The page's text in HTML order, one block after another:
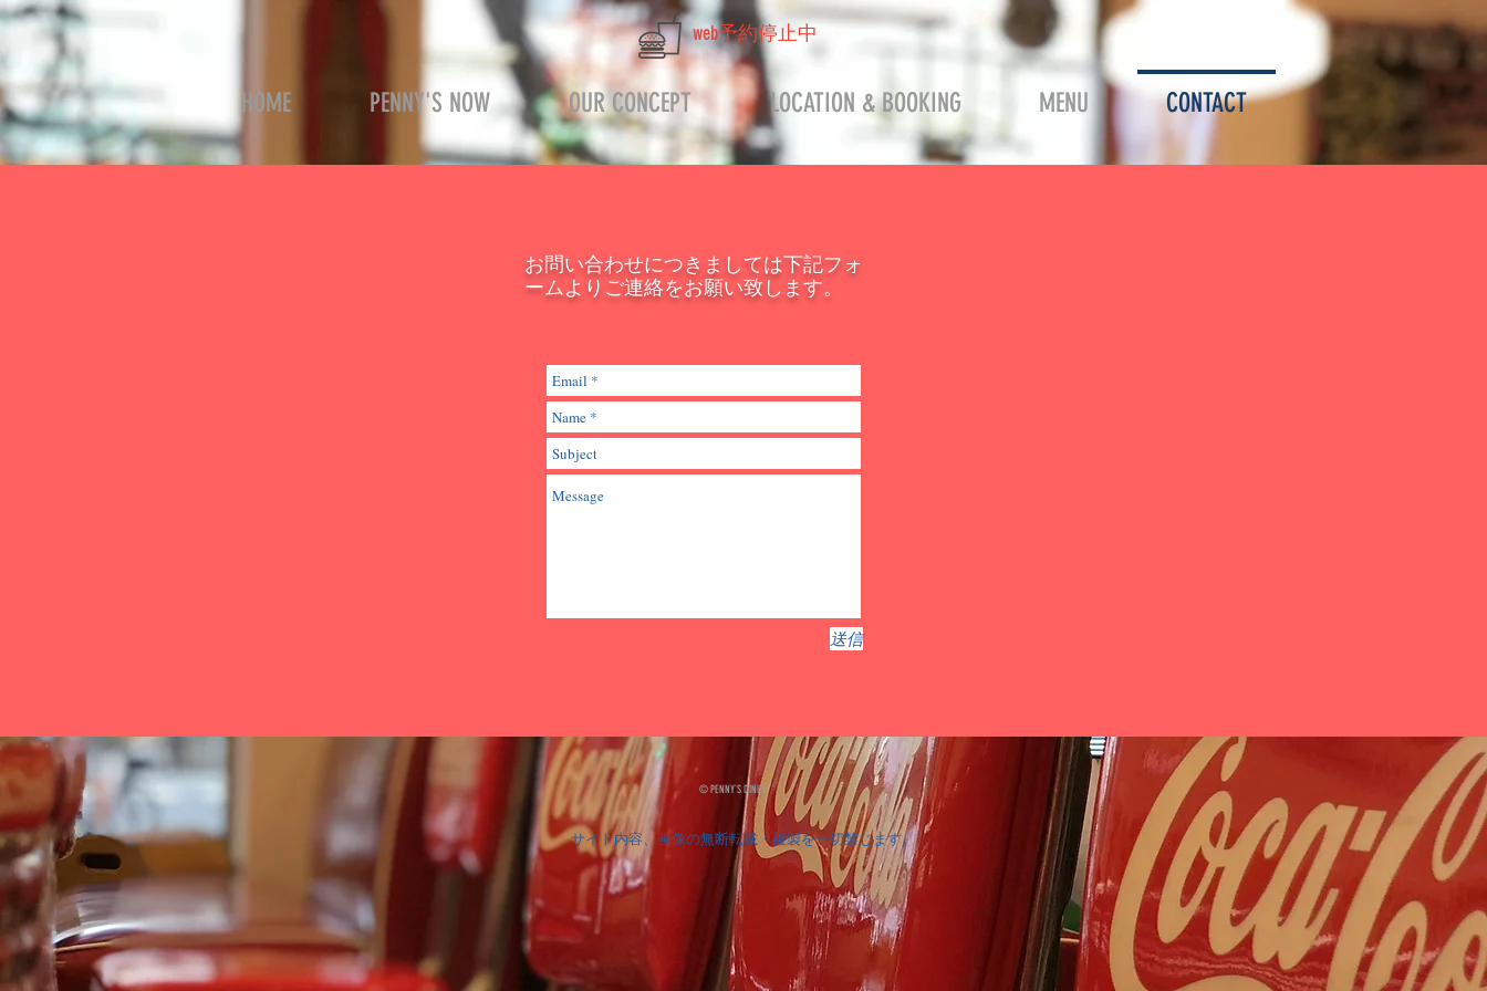
web予約停止中
HOME PENNY'S NOW OUR CONCEPT LOCATION & BOOKING MENU CONTACT
お問い合わせにつきましては下記フォ
ームよりご連絡をお願い致します。
送信
© PENNY`S DINER
サイト内容、画像の無断転載・複製を一切禁じます。